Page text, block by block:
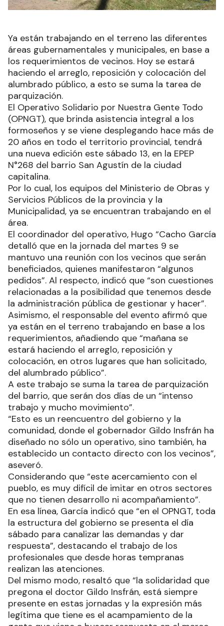
Ya están trabajando en el terreno las diferentes
áreas gubernamentales y municipales, en base a
los requerimientos de vecinos. Hoy se estará
haciendo el arreglo, reposición y colocación del
alumbrado público, a esto se suma la tarea de
parquización.
El Operativo Solidario por Nuestra Gente Todo
(OPNGT), que brinda asistencia integral a los
formoseños y se viene desplegando hace más de
20 años en todo el territorio provincial, tendrá
una nueva edición este sábado 13, en la EPEP
N°268 del barrio San Agustín de la ciudad
capitalina.
Por lo cual, los equipos del Ministerio de Obras y
Servicios Públicos de la provincia y la
Municipalidad, ya se encuentran trabajando en el
área.
El coordinador del operativo, Hugo “Cacho García
detalló que en la jornada del martes 9 se
mantuvo una reunión con los vecinos que serán
beneficiados, quienes manifestaron “algunos
pedidos”. Al respecto, indicó que “son cuestiones
relacionadas a la posibilidad que tenemos desde
la administración pública de gestionar y hacer”.
Asimismo, el responsable del evento afirmó que
ya están en el terreno trabajando en base a los
requerimientos, añadiendo que “mañana se
estará haciendo el arreglo, reposición y
colocación, en otros lugares que han solicitado,
del alumbrado público”.
A este trabajo se suma la tarea de parquización
del barrio, que serán dos días de un “intenso
trabajo y mucho movimiento”.
“Esto es un reencuentro del gobierno y la
comunidad, donde el gobernador Gildo Insfrán ha
diseñado no sólo un operativo, sino también, ha
establecido un contacto directo con los vecinos”,
aseveró.
Considerando que “este acercamiento con el
pueblo, es muy difícil de imitar en otros sectores
que no tienen desarrollo ni acompañamiento”.
En esa línea, García indicó que “en el OPNGT, toda
la estructura del gobierno se presenta el día
sábado para canalizar las demandas y dar
respuesta”, destacando el trabajo de los
profesionales que desde horas tempranas
realizan las atenciones.
Del mismo modo, resaltó que “la solidaridad que
pregona el doctor Gildo Insfrán, está siempre
presente en estas jornadas y la expresión más
legítima que tiene es el acampamiento de la